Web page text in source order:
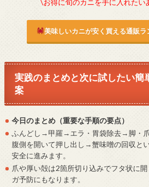
\お得に旬のカニを手に入れたい
美味しいカニが安く買える通販ラ
実践のまとめと次に試したい簡
案
今日のまとめ（重要な手順の要点）
ふんどし→甲羅→エラ・胃袋除去→脚・
腹側を開いて押し出し→蟹味噌の回収と
安全に進みます。
爪や厚い殻は2箇所切り込みでフタ状に
ガ予防にもなります。